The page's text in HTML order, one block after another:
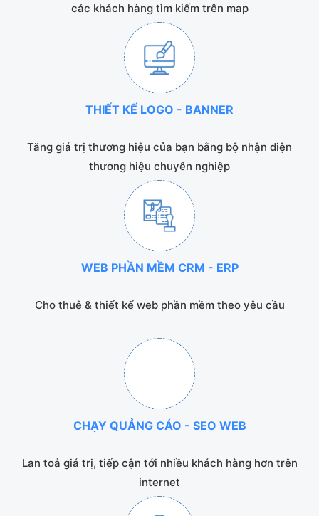
các khách hàng tìm kiếm trên map
THIẾT KẾ LOGO - BANNER
Tăng giá trị thương hiệu của bạn bằng bộ nhận diện
thương hiệu chuyên nghiệp
WEB PHẦN MỀM CRM - ERP
Cho thuê & thiết kế web phần mềm theo yêu cầu
CHẠY QUẢNG CÁO - SEO WEB
Lan toả giá trị, tiếp cận tới nhiều khách hàng hơn trên
internet